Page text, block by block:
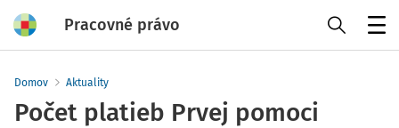
Pracovné právo
Domov Aktuality
Počet platieb Prvej pomoci